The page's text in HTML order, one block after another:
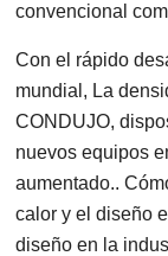
convencional
Con el rápido
mundial, La
CONDUJO,
nuevos equipos
aumentado..
calor y el diseño
diseño en la